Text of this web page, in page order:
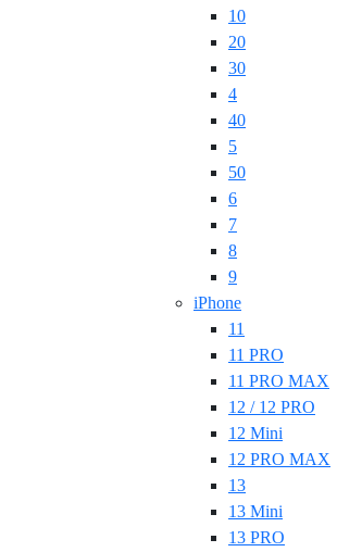
10
20
30
4
40
5
50
6
7
8
9
iPhone
11
11 PRO
11 PRO MAX
12 / 12 PRO
12 Mini
12 PRO MAX
13
13 Mini
13 PRO